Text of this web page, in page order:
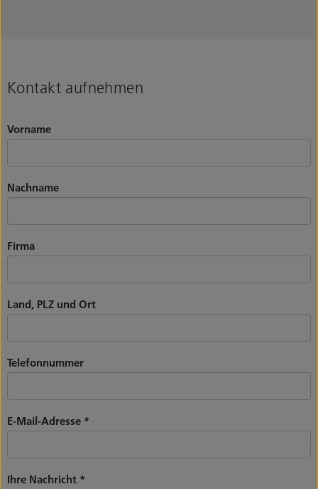
Kontakt aufnehmen
Vorname
Nachname
Firma
Land, PLZ und Ort
Telefonnummer
E-Mail-Adresse *
Ihre Nachricht *